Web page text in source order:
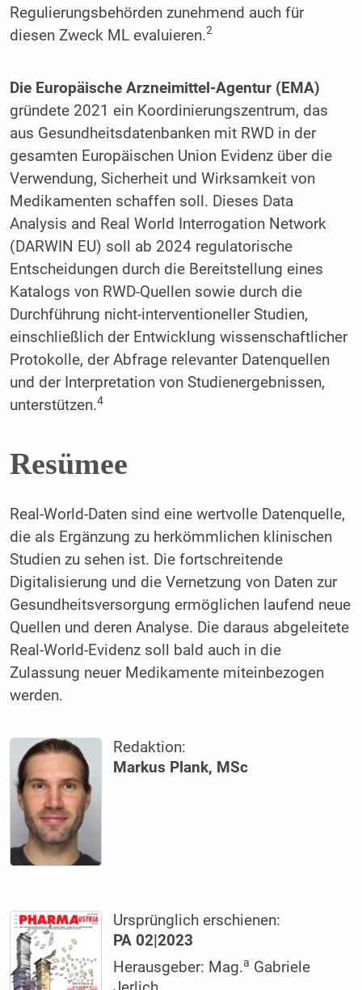
Regulierungsbehörden zunehmend auch für
diesen Zweck ML evaluieren.2
Die Europäische Arzneimittel-Agentur (EMA)
gründete 2021 ein Koordinierungszentrum, das
aus Gesundheitsdatenbanken mit RWD in der
gesamten Europäischen Union Evidenz über die
Verwendung, Sicherheit und Wirksamkeit von
Medikamenten schaffen soll. Dieses Data
Analysis and Real World Interrogation Network
(DARWIN EU) soll ab 2024 regulatorische
Entscheidungen durch die Bereitstellung eines
Katalogs von RWD-Quellen sowie durch die
Durchführung nicht-interventioneller Studien,
einschließlich der Entwicklung wissenschaftlicher
Protokolle, der Abfrage relevanter Datenquellen
und der Interpretation von Studienergebnissen,
unterstützen.4
Resümee
Real-World-Daten sind eine wertvolle Datenquelle,
die als Ergänzung zu herkömmlichen klinischen
Studien zu sehen ist. Die fortschreitende
Digitalisierung und die Vernetzung von Daten zur
Gesundheitsversorgung ermöglichen laufend neue
Quellen und deren Analyse. Die daraus abgeleitete
Real-World-Evidenz soll bald auch in die
Zulassung neuer Medikamente miteinbezogen
werden.
Redaktion:
Markus Plank, MSc
Ursprünglich erschienen:
PA 02|2023
Herausgeber: Mag.a Gabriele